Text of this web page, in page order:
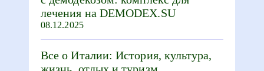
лечения на DEMODEX.SU
08.12.2025
Все о Италии: История, культура,